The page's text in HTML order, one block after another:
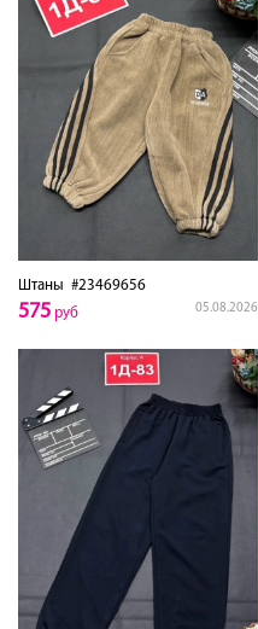
Штаны #23469656
05.08.2026
575 руб